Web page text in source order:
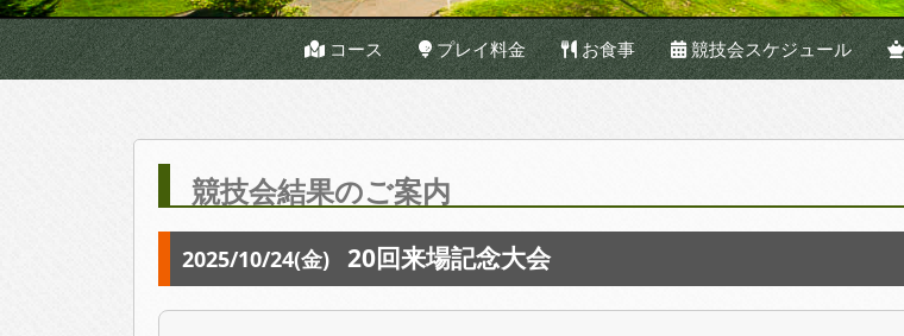
コース プレイ料金 お食事 競技会スケジュール
競技会結果のご案内
2025/10/24(金) 20回来場記念大会